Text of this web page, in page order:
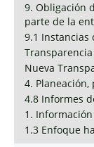
9. Obligación
parte de la
9.1 Instancias
Nueva
4.
4.8 Informes
1.
1.3 Enfoque